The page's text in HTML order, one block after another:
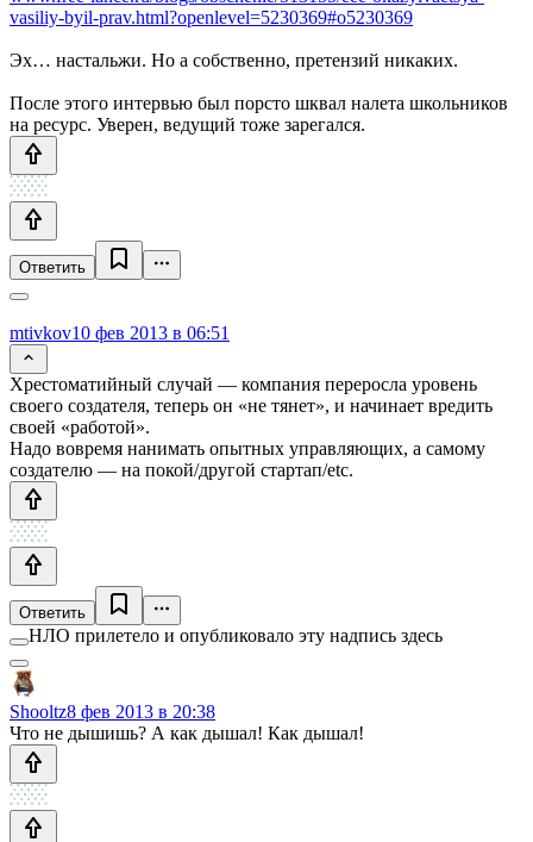
vasiliy-byil-prav.html?openlevel=5230369#o5230369
Эх… настальжи. Но а собственно, претензий никаких.
После этого интервью был порсто шквал налета школьников
на ресурс. Уверен, ведущий тоже зарегался.
Ответить
mtivkov10 фев 2013 в 06:51
Хрестоматийный случай — компания переросла уровень
своего создателя, теперь он «не тянет», и начинает вредить
своей «работой».
Надо вовремя нанимать опытных управляющих, а самому
создателю — на покой/другой стартап/etc.
Ответить
НЛО прилетело и опубликовало эту надпись здесь
Shooltz8 фев 2013 в 20:38
Что не дышишь? А как дышал! Как дышал!